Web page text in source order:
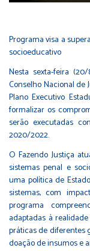
Programa visa a
socioeducativo
Nesta sexta-feira
Conselho Nacional de
Plano Executivo
formalizar os
serão executadas
2020/2022.
O Fazendo Justiça
sistemas penal e
uma política de
sistemas, com
programa
adaptadas à
práticas de diferentes
doação de insumos e